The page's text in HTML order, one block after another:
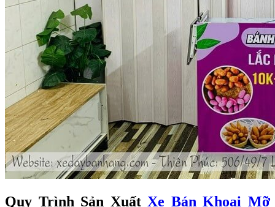
Quy Trình Sản XuấtXe Bán Khoai Mỡ